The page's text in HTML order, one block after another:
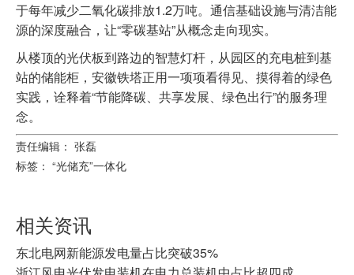
于每年减少二氧化碳排放1.2万吨。通信基础设施与清洁能
源的深度融合，让“零碳基站”从概念走向现实。
从楼顶的光伏板到路边的智慧灯杆，从园区的充电桩到基
站的储能柜，安徽铁塔正用一项项看得见、摸得着的绿色
实践，诠释着“节能降碳、共享发展、绿色出行”的服务理
念。
责任编辑： 张磊
标签： “光储充”一体化
相关资讯
东北电网新能源发电量占比突破35%